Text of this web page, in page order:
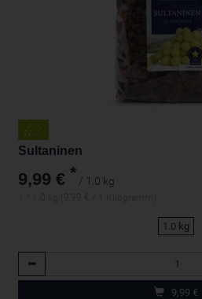
Sultaninen
9,99 € * / 1.0 kg
1.0 kg
9,99 €